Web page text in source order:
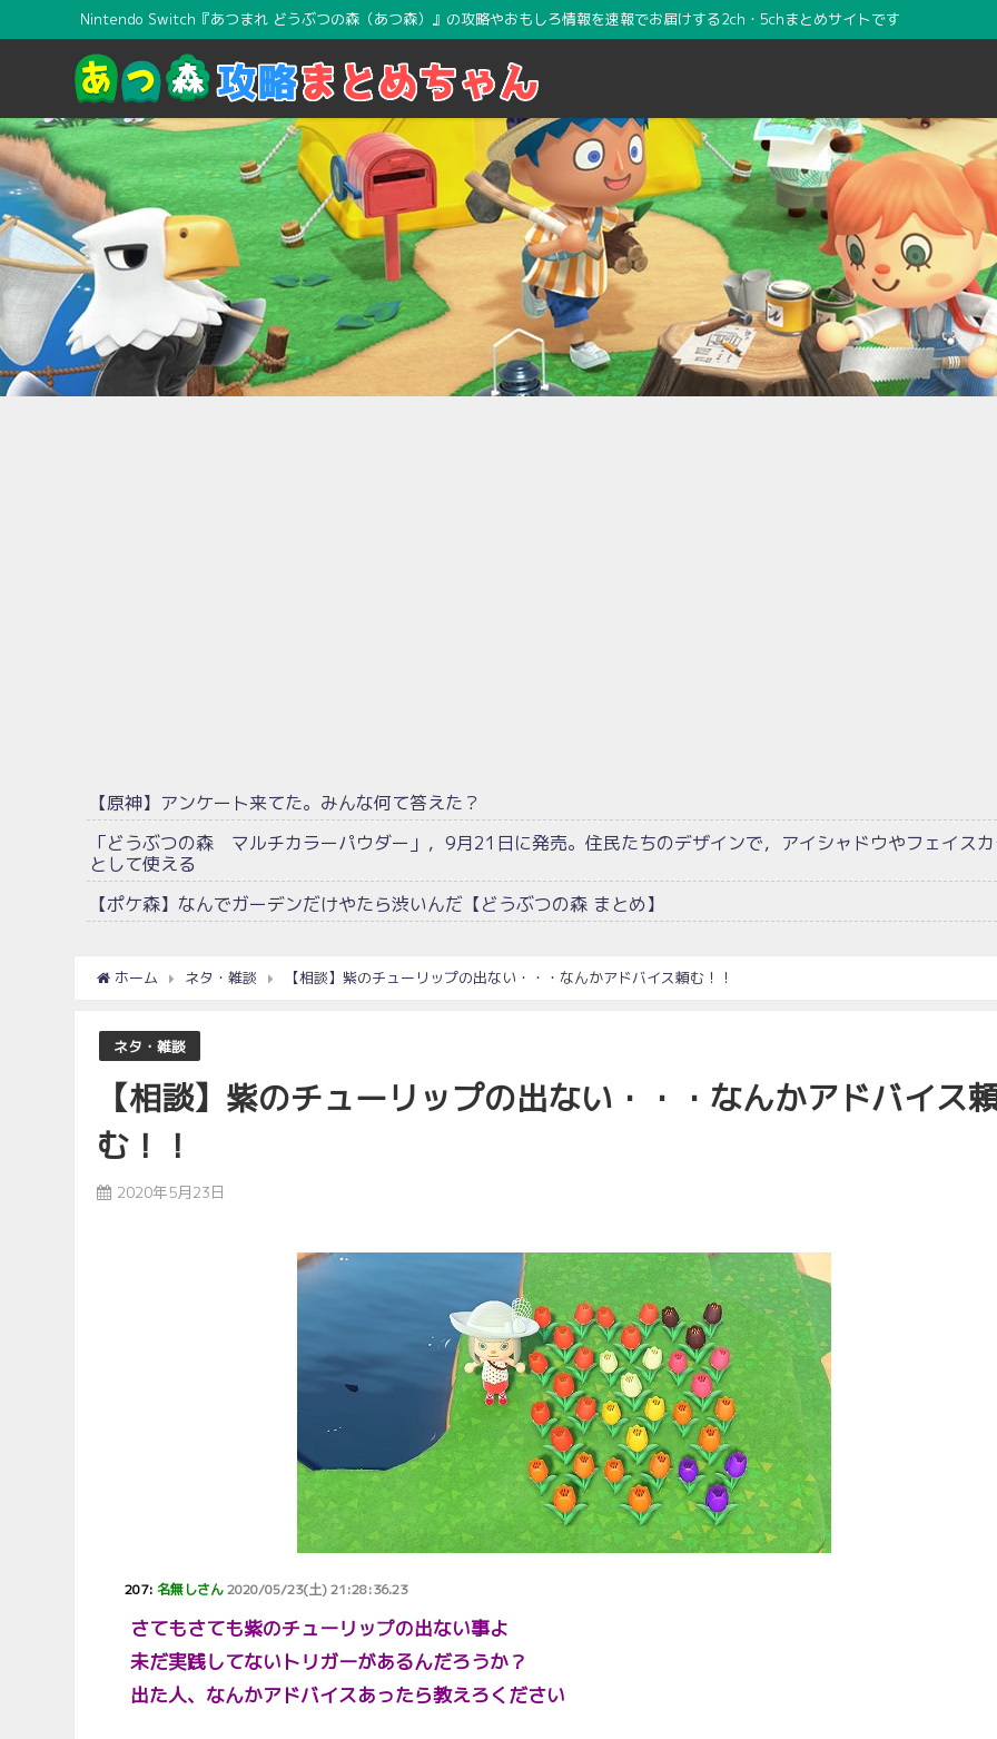
Nintendo Switch『あつまれ どうぶつの森（あつ森）』の攻略やおもしろ情報を速報でお届けする2ch・5chまとめサイトです
【原神】アンケート来てた。みんな何て答えた？
「どうぶつの森 マルチカラーパウダー」，9月21日に発売。住民たちのデザインで，アイシャドウやフェイス
として使える
【ポケ森】なんでガーデンだけやたら渋いんだ【どうぶつの森 まとめ】
ホーム ネタ・雑談 【相談】紫のチューリップの出ない・・・なんかアドバイス頼む！！
ネタ・雑談
【相談】紫のチューリップの出ない・・・なんかアドバイス
む！！
2020年5月23日
207:名無しさん2020/05/23(土) 21:28:36.23
さてもさても紫のチューリップの出ない事よ
未だ実践してないトリガーがあるんだろうか？
出た人、なんかアドバイスあったら教えろください